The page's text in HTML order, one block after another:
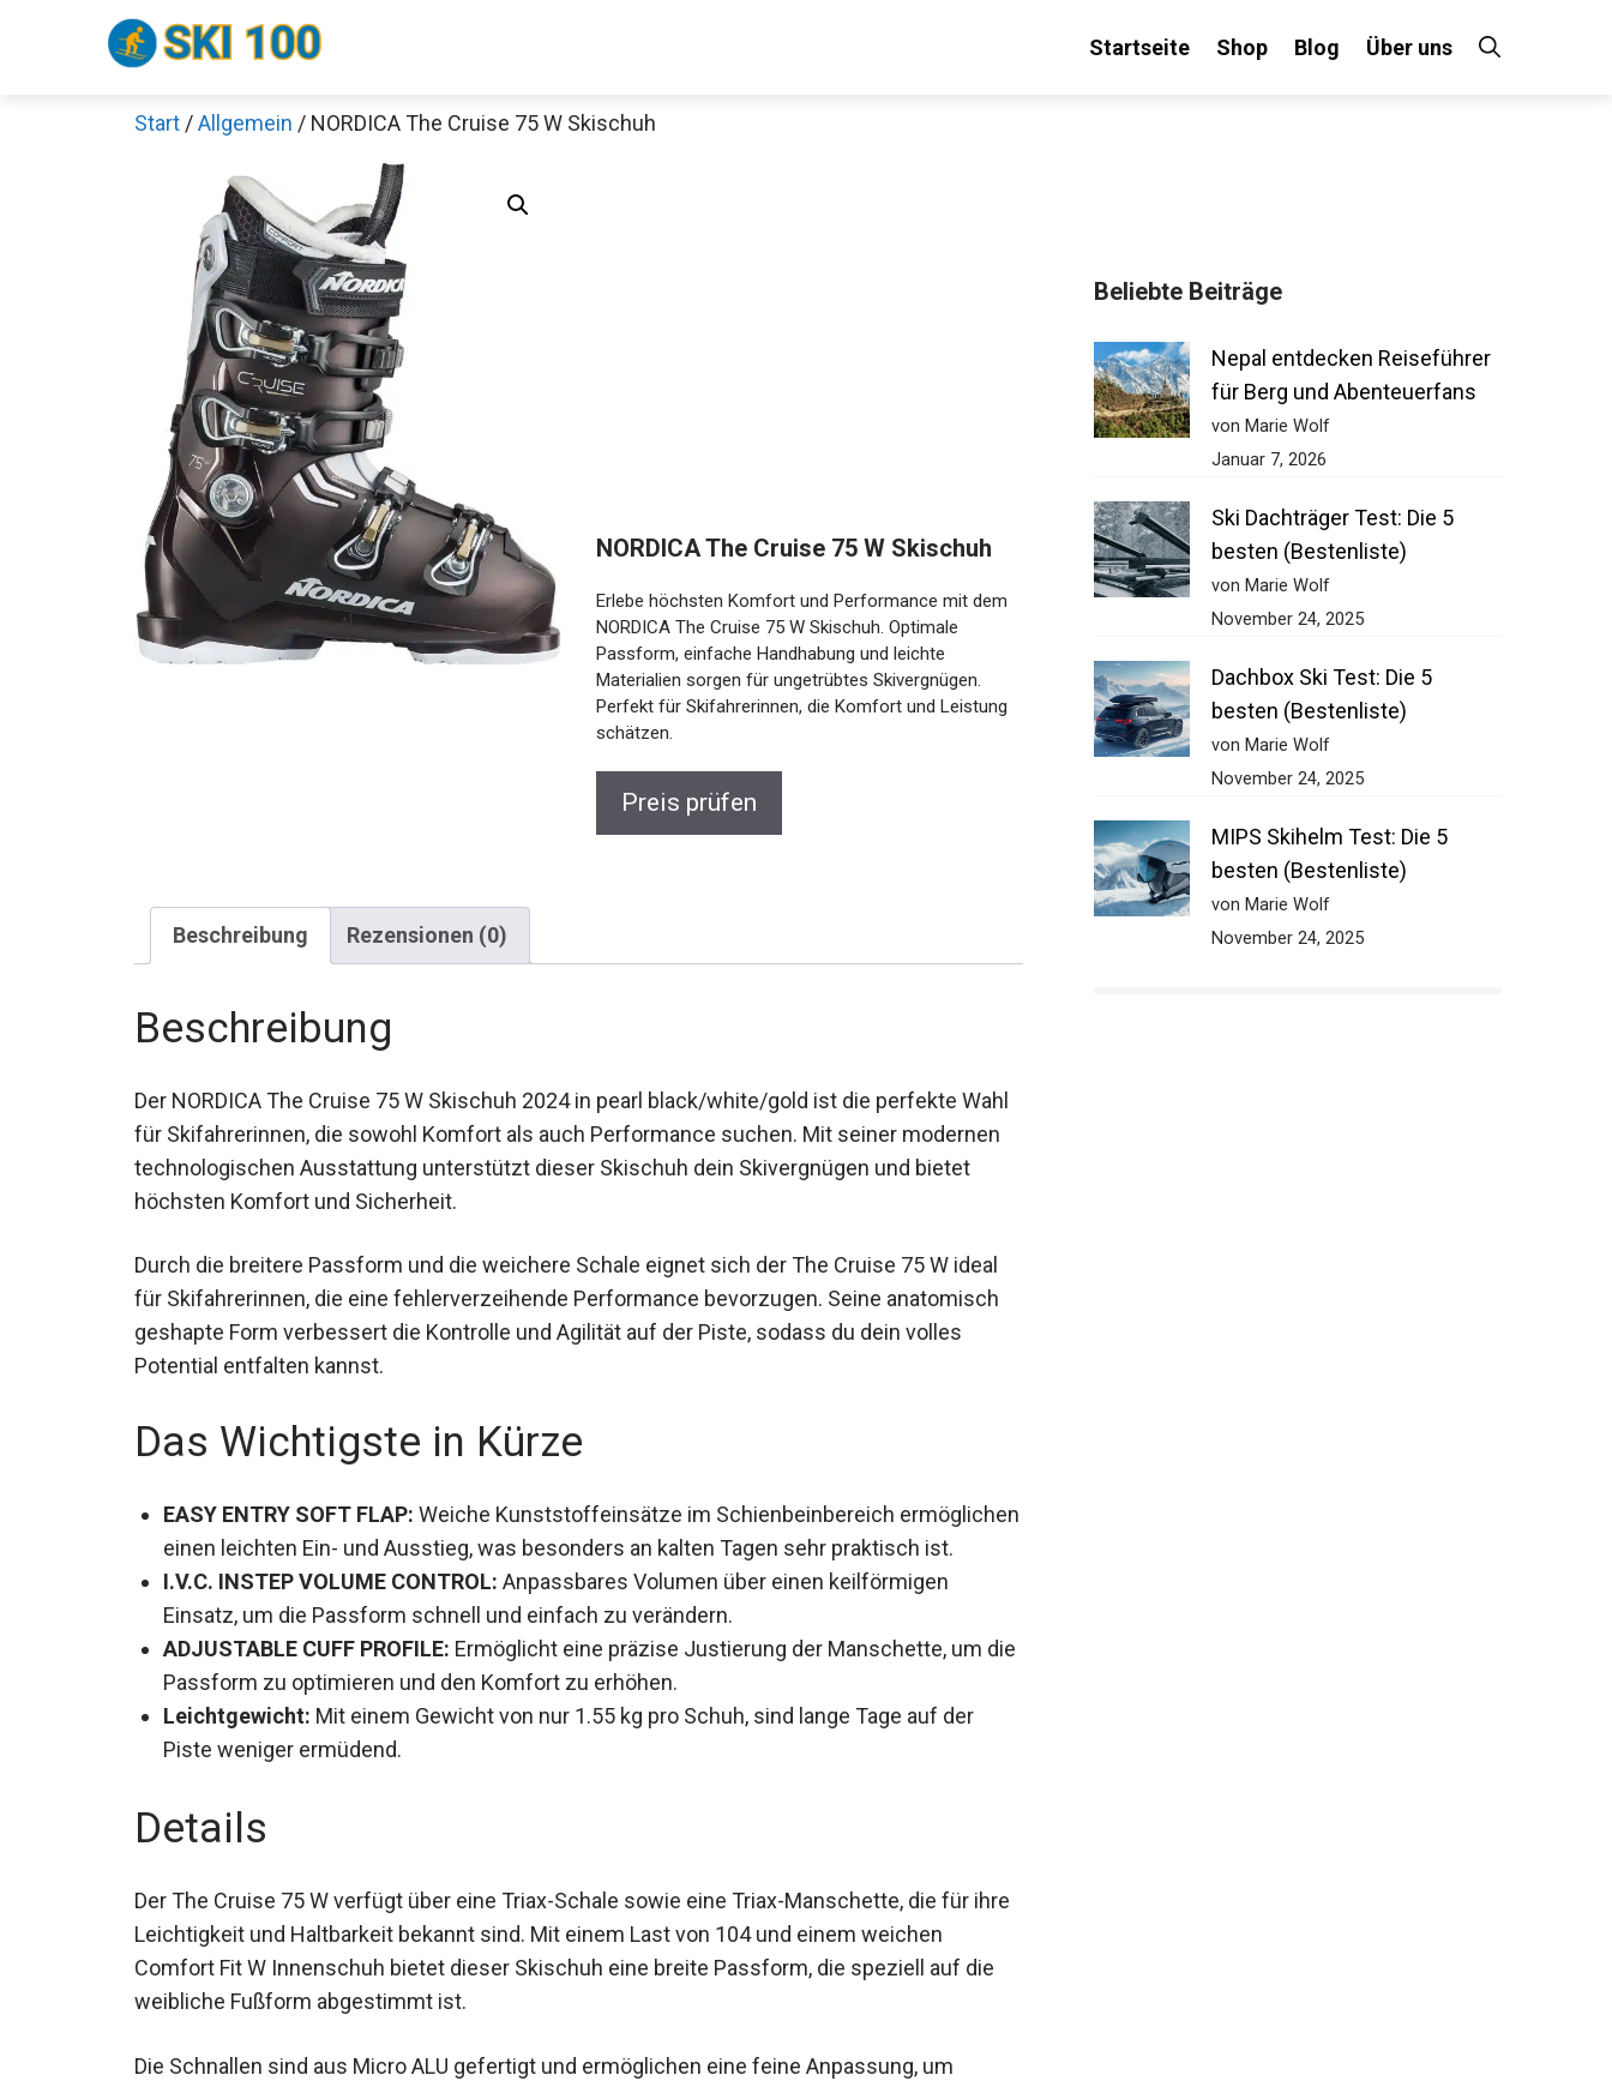
Startseite Shop Blog Über uns
Start /Allgemein / NORDICA The Cruise 75 W Skischuh
NORDICA The Cruise 75 W Skischuh
Erlebe höchsten Komfort und Performance mit dem
NORDICA The Cruise 75 W Skischuh. Optimale
Passform, einfache Handhabung und leichte
Materialien sorgen für ungetrübtes Skivergnügen.
Perfekt für Skifahrerinnen, die Komfort und Leistung
schätzen.
Preis prüfen
Beschreibung Rezensionen (0)
Beschreibung
Der NORDICA The Cruise 75 W Skischuh 2024 in pearl black/white/gold ist die perfekte Wahl
für Skifahrerinnen, die sowohl Komfort als auch Performance suchen. Mit seiner modernen
technologischen Ausstattung unterstützt dieser Skischuh dein Skivergnügen und bietet
höchsten Komfort und Sicherheit.
Durch die breitere Passform und die weichere Schale eignet sich der The Cruise 75 W ideal
für Skifahrerinnen, die eine fehlerverzeihende Performance bevorzugen. Seine anatomisch
geshapte Form verbessert die Kontrolle und Agilität auf der Piste, sodass du dein volles
Potential entfalten kannst.
Das Wichtigste in Kürze
EASY ENTRY SOFT FLAP: Weiche Kunststoffeinsätze im Schienbeinbereich
ermöglichen einen leichten Ein- und Ausstieg, was besonders an kalten Tagen sehr
praktisch ist.
I.V.C. INSTEP VOLUME CONTROL:Anpassbares Volumen über einen keilförmigen
Einsatz, um die Passform schnell und einfach zu verändern.
ADJUSTABLE CUFF PROFILE:Ermöglicht eine präzise Justierung der Manschette, um
die Passform zu optimieren und den Komfort zu erhöhen.
Leichtgewicht:Mit einem Gewicht von nur 1.55 kg pro Schuh, sind lange Tage auf der
Der The Cruise 75 W verfügt über eine Triax-Schale sowie eine Triax-Manschette, die für ihre
Leichtigkeit und Haltbarkeit bekannt sind. Mit einem Last von 104 und einem weichen
Comfort Fit W Innenschuh bietet dieser Skischuh eine breite Passform, die speziell auf die
Beliebte Beiträge
Nepal entdecken Reiseführer
für Berg und Abenteuerfans
von Marie Wolf
Januar 7, 2026
Ski Dachträger Test: Die 5
besten (Bestenliste)
von Marie Wolf
November 24, 2025
Dachbox Ski Test: Die 5
besten (Bestenliste)
von Marie Wolf
November 24, 2025
MIPS Skihelm Test: Die 5
besten (Bestenliste)
von Marie Wolf
November 24, 2025
Schaue dir jetzt die meistverkauften Produkte im Sale bei Decathlon an!